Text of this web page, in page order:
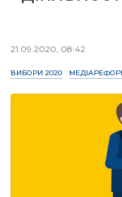
21.09.2020, 08:42
ВИБОРИ 2020